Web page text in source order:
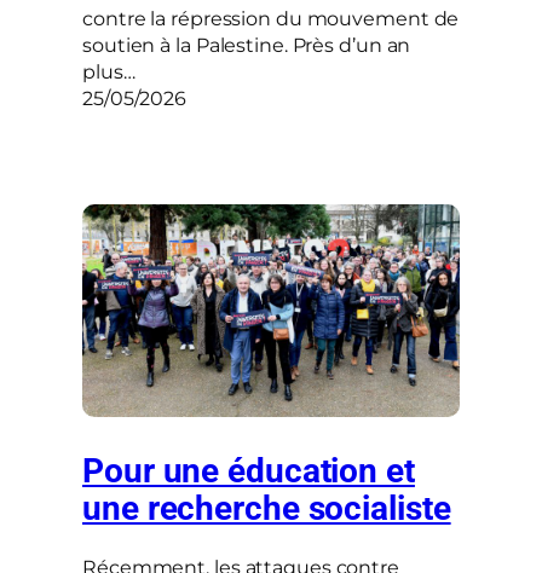
contre la répression du mouvement de
soutien à la Palestine. Près d’un an
plus…
25/05/2026
Pour une éducation et
une recherche socialiste
Récemment, les attaques contre